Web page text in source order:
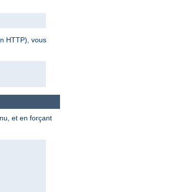
HTTP), vous
et en forçant